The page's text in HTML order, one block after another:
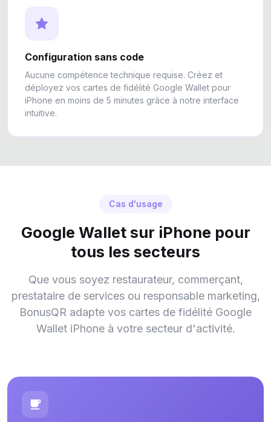
Configuration sans code
Aucune compétence technique requise. Créez et
déployez vos cartes de fidélité Google Wallet pour
iPhone en moins de 5 minutes grâce à notre interface
intuitive.
Cas d'usage
Google Wallet sur iPhone pour
tous les secteurs
Que vous soyez restaurateur, commerçant,
prestataire de services ou responsable marketing,
BonusQR adapte vos cartes de fidélité Google
Wallet iPhone à votre secteur d'activité.